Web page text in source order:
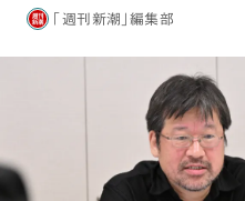
「週刊新潮」編集部